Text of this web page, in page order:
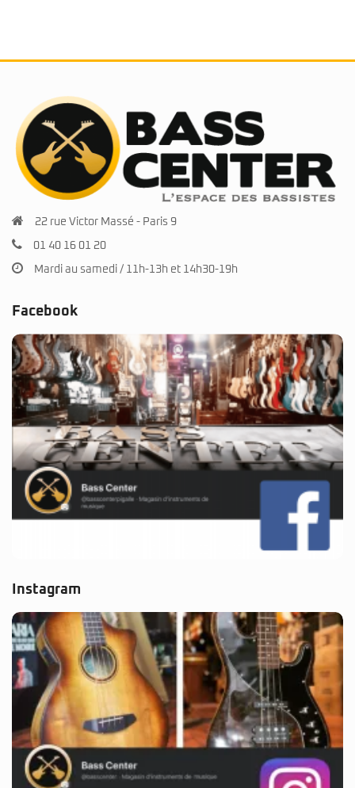
22 rue Victor Massé - Paris 9
01 40 16 01 20
Mardi au samedi / 11h-13h et 14h30-19h
Facebook
Instagram